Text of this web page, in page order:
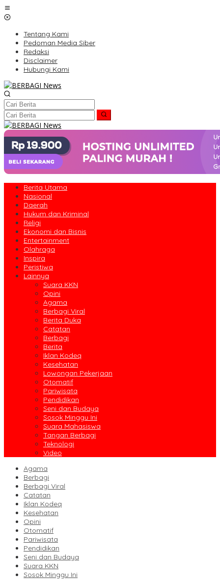
Lewati
ke
Tentang Kami
Pedoman Media Siber
Redaksi
Disclaimer
Hubungi Kami
Berita Utama
Nasional
Daerah
Hukum dan Kriminal
Religi
Ekonomi dan Bisnis
Entertainment
Olahraga
Inspira
Peristiwa
Lainnya
Suara KKN
Opini
Agama
Berbagi Viral
Berita Duka
Catatan
Berbagi
Berita
Iklan Kodeq
Kesehatan
Lowongan Pekerjaan
Otomatif
Pariwisata
Pendidikan
Seni dan Budaya
Sosok Minggu Ini
Suara Mahasiswa
Tangan Berbagi
Teknologi
Video
Agama
Berbagi
Berbagi Viral
Catatan
Iklan Kodeq
Kesehatan
Opini
Otomatif
Pariwisata
Pendidikan
Seni dan Budaya
Suara KKN
Sosok Minggu Ini